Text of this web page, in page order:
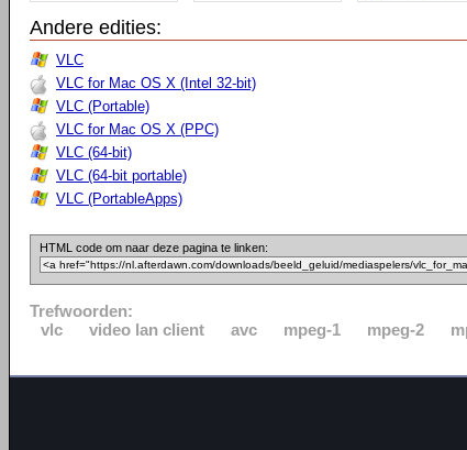
Andere edities:
VLC
VLC for Mac OS X (Intel 32-bit)
VLC (Portable)
VLC for Mac OS X (PPC)
VLC (64-bit)
VLC (64-bit portable)
VLC (PortableApps)
HTML code om naar deze pagina te linken:
Trefwoorden:
vlc
video lan client avc mpeg-1 mpeg-2